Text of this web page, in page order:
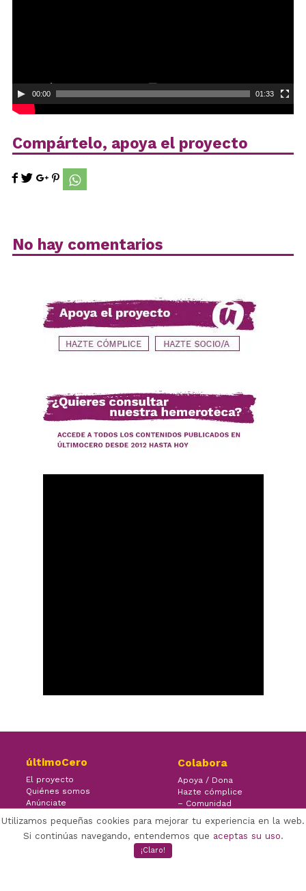
00:00 01:33
Compártelo, apoya el proyecto
No hay comentarios
últimoCero
El proyecto
Quiénes somos
Anúnciate
Colabora
Apoya / Dona
Hazte cómplice
– Comunidad
Utilizamos pequeñas cookies para mejorar tu experiencia en la web.
Si continúas navegando, entendemos que aceptas su uso.
¡Claro!